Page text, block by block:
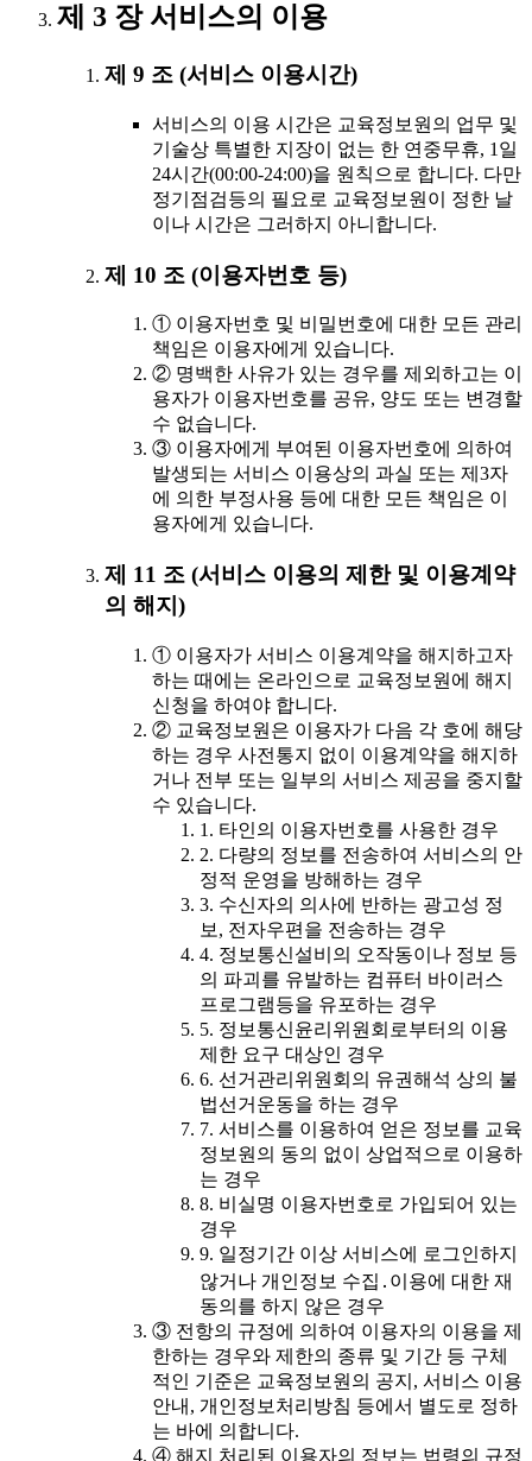
제 3 장 서비스의 이용
제 9 조 (서비스 이용시간)
서비스의 이용 시간은 교육정보원의 업무 및
기술상 특별한 지장이 없는 한 연중무휴, 1일
24시간(00:00-24:00)을 원칙으로 합니다. 다만
정기점검등의 필요로 교육정보원이 정한 날
이나 시간은 그러하지 아니합니다.
제 10 조 (이용자번호 등)
① 이용자번호 및 비밀번호에 대한 모든 관리
책임은 이용자에게 있습니다.
② 명백한 사유가 있는 경우를 제외하고는 이
용자가 이용자번호를 공유, 양도 또는 변경할
수 없습니다.
③ 이용자에게 부여된 이용자번호에 의하여
발생되는 서비스 이용상의 과실 또는 제3자
에 의한 부정사용 등에 대한 모든 책임은 이
용자에게 있습니다.
제 11 조 (서비스 이용의 제한 및 이용계약
의 해지)
① 이용자가 서비스 이용계약을 해지하고자
하는 때에는 온라인으로 교육정보원에 해지
신청을 하여야 합니다.
② 교육정보원은 이용자가 다음 각 호에 해당
하는 경우 사전통지 없이 이용계약을 해지하
거나 전부 또는 일부의 서비스 제공을 중지할
수 있습니다.
1. 타인의 이용자번호를 사용한 경우
2. 다량의 정보를 전송하여 서비스의 안
정적 운영을 방해하는 경우
3. 수신자의 의사에 반하는 광고성 정
보, 전자우편을 전송하는 경우
4. 정보통신설비의 오작동이나 정보 등
의 파괴를 유발하는 컴퓨터 바이러스
프로그램등을 유포하는 경우
5. 정보통신윤리위원회로부터의 이용
제한 요구 대상인 경우
6. 선거관리위원회의 유권해석 상의 불
법선거운동을 하는 경우
7. 서비스를 이용하여 얻은 정보를 교육
정보원의 동의 없이 상업적으로 이용하
는 경우
8. 비실명 이용자번호로 가입되어 있는
경우
9. 일정기간 이상 서비스에 로그인하지
않거나 개인정보 수집․이용에 대한 재
동의를 하지 않은 경우
③ 전항의 규정에 의하여 이용자의 이용을 제
한하는 경우와 제한의 종류 및 기간 등 구체
적인 기준은 교육정보원의 공지, 서비스 이용
안내, 개인정보처리방침 등에서 별도로 정하
는 바에 의합니다.
④ 해지 처리된 이용자의 정보는 법령의 규정